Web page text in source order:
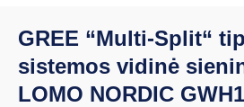
GREE “Multi-Split“
sistemos vidinė
LOMO NORDIC